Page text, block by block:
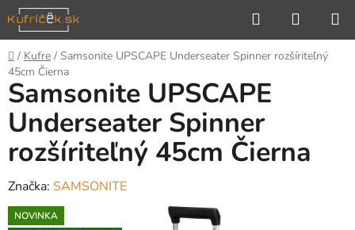
Prejsť
na
obsah
Hľadať
KOŠÍK
Domov
/ Kufre / Samsonite UPSCAPE Underseater Spinner rozšíriteľný
45cm Čierna
Samsonite UPSCAPE
Underseater Spinner
rozšíriteľný 45cm Čierna
Značka: SAMSONITE
NOVINKA